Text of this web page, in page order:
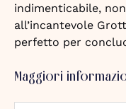
indimenticabile,
all’incantevole
perfetto per
Maggiori